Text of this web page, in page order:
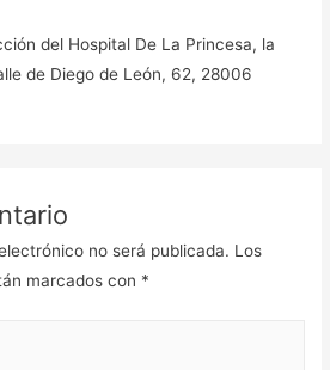
del Hospital De La Princesa, la
de Diego de León, 62, 28006
no será publicada. Los
marcados con *